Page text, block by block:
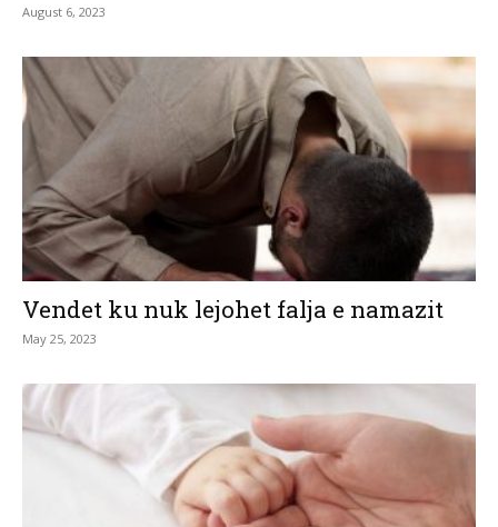
August 6, 2023
Vendet ku nuk lejohet falja e namazit
May 25, 2023